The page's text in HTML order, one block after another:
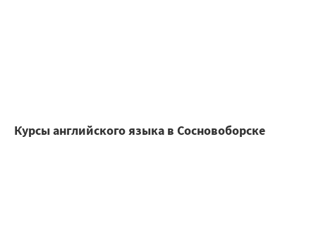
Курсы английского языка в Сосновоборске